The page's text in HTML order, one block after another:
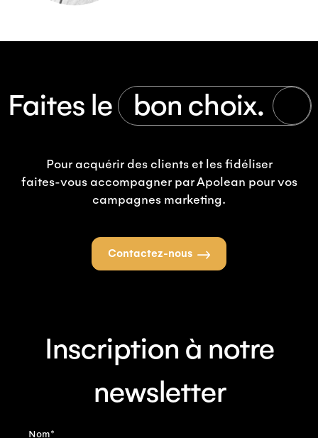
Faites le bon choix.
Pour acquérir des clients et les fidéliser
faites-vous accompagner par Apolean pour vos
campagnes marketing.
Contactez-nous
Inscription à notre
newsletter
Nom*